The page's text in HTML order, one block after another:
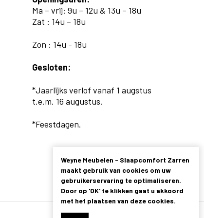
Ma – vrij: 9u – 12u & 13u – 18u
Zat : 14u – 18u
Zon : 14u - 18u
Gesloten:
*Jaarlijks verlof vanaf 1 augstus
t.e.m. 16 augustus.
*Feestdagen.
Weyne Meubelen - Slaapcomfort Zarren
maakt gebruik van cookies om uw
gebruikerservaring te optimaliseren.
Door op 'OK' te klikken gaat u akkoord
met het plaatsen van deze cookies.